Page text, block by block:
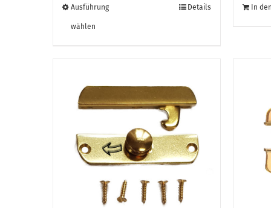
Ausführung
wählen
Varianten
auf.
Optionen
können
auf
der
Details In